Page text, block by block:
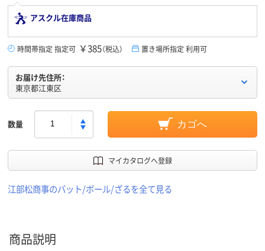
アスクル在庫商品
時間帯指定 指定可 ￥385（税込） 置き場所指定 利用可
お届け先住所：
東京都江東区
数量 カゴへ
マイカタログへ登録
江部松商事のバット/ボール/ざるを全て見る
商品説明